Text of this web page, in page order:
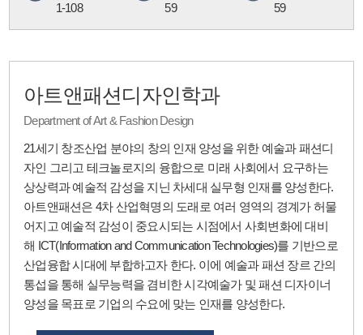
1-108
59
59
아트앤패션디자인학과
Department of Art & Fashion Design
21세기 창조산업 분야의 창의 인재 양성을 위한 예술과 패션디
자인 그리고 테크놀로지의 융합으로 미래 사회에서 요구하는
상상력과 예술적 감성을 지닌 차세대 실무형 인재를 양성한다.
아트앤패션은 4차 산업혁명의 도래로 여러 영역의 경계가 허물
어지고 예술적 감성이 중요시되는 시점에서 사회변화에 대비
해 ICT(Information and Communication Technologies)를 기반으로
산업융합 시대에 부합하고자 한다. 이에 예술과 패션 장르 간의
통섭을 통해 실무능력을 겸비한 시각예술가 및 패션 디자이너
양성을 목표로 기업의 수요에 맞는 인재를 양성한다.